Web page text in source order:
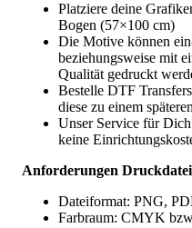
Platziere deine
Bogen (57×100 cm)
Die Motive können
beziehungsweise mit
Qualität gedruckt
Bestelle DTF
diese zu einem
Unser Service für
keine
Anforderungen
Dateiformat: PNG,
Farbraum: CMYK